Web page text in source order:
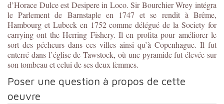
d’Horace Dulce est Desipere in Loco. Sir Bourchier Wrey intégra
le Parlement de Barnstaple en 1747 et se rendit à Brême,
Hambourg et Lubeck en 1752 comme délégué de la Society for
carrying ont the Herring Fishery. Il en profita pour améliorer le
sort des pécheurs dans ces villes ainsi qu’à Copenhague. Il fut
enterré dans l’église de Tawstock, où une pyramide fut élevée sur
son tombeau et celui de ses deux femmes.
Poser une question à propos de cette
oeuvre